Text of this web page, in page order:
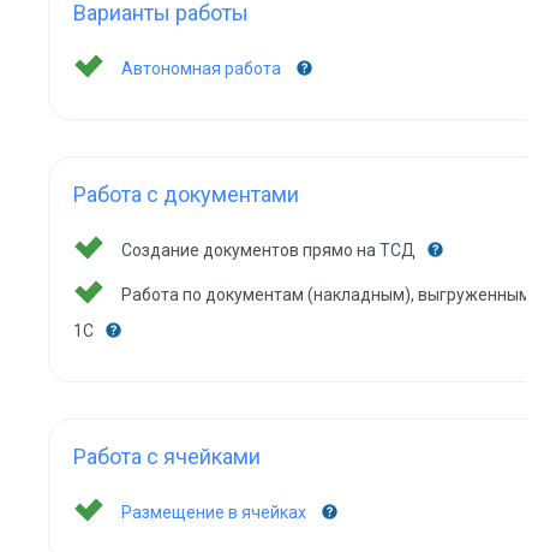
Варианты работы
Автономная работа
Работа с документами
Создание документов прямо на ТСД
Работа по документам (накладным), выгруженным
1С
Работа с ячейками
Размещение в ячейках